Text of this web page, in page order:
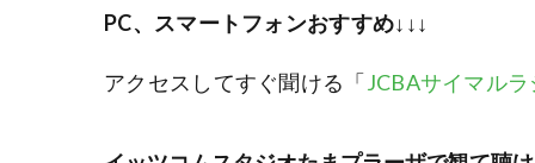
PC、スマートフォンおすすめ↓↓↓
アクセスしてすぐ聞ける「JCBAサイマルラ